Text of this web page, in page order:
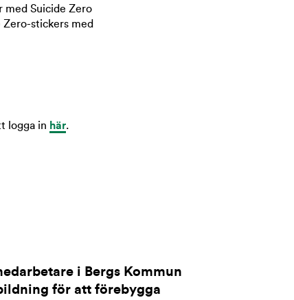
med Suicide Zero
stickers med
logga in här.
i Bergs Kommun
för att förebygga